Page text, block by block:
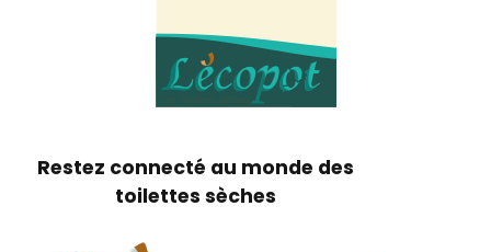
Restez connecté au monde des
toilettes sèches